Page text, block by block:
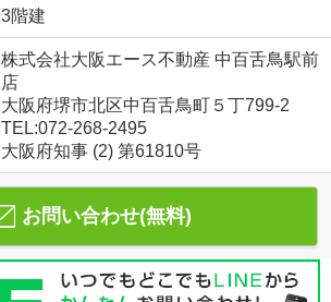
3階建
株式会社大阪エース不動産 中百舌鳥駅前
店
大阪府堺市北区中百舌鳥町５丁799-2
TEL:072-268-2495
大阪府知事 (2) 第61810号
お問い合わせ(無料)